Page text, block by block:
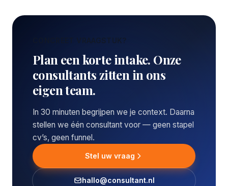
CONCREET VRAAGSTUK?
Plan een korte intake. Onze
consultants zitten in ons
eigen team.
In 30 minuten begrijpen we je context. Daarna
stellen we één consultant voor — geen stapel
cv’s, geen funnel.
Stel uw vraag
hallo@consultant.nl